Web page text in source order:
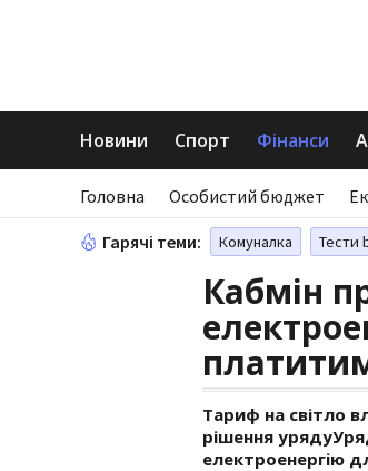
Новини Спорт Фінанси
Головна Особистий бюджет
Гарячі теми: Комуналка Тести
Кабмін
Тариф на світло
рішення
електроенергію